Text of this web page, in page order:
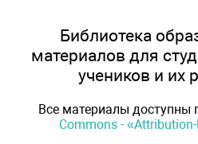
Библиотека
материалов для
учеников и их
Все материалы доступны
Commons -